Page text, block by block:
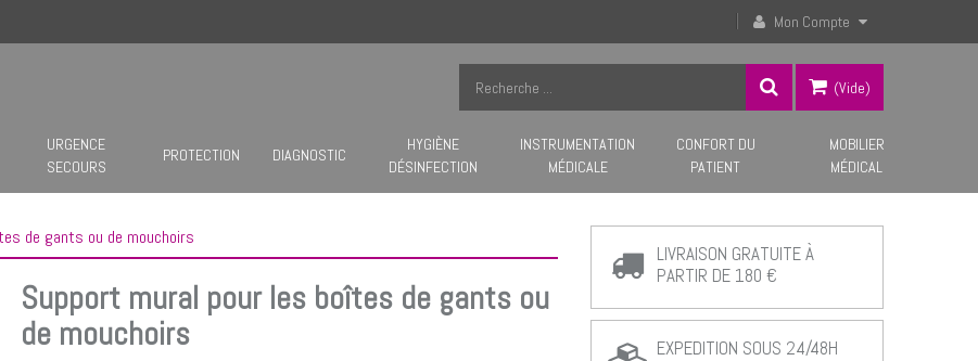
Mon Compte
(vide)
URGENCE
SECOURS
PROTECTION DIAGNOSTIC
HYGIÈNE
DÉSINFECTION
INSTRUMENTATION
MÉDICALE
CONFORT DU
PATIENT
MOBILIER
MÉDICAL
de gants ou de mouchoirs
Support mural pour les boîtes de gants ou
de mouchoirs
LIVRAISON GRATUITE À
PARTIR DE 180 €
EXPEDITION SOUS 24/48H